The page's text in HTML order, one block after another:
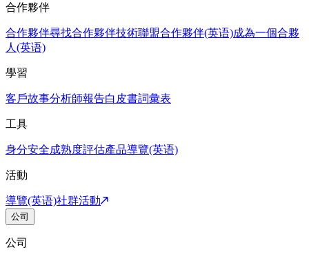
合作夥伴
合作夥伴尋找合作夥伴技術聯盟合作夥伴(英语)成為一個合夥
人(英语)
學習
客戶故事分析師報告白皮書詞彙表
工具
身分安全成熟度評估產品導覽(英语)
活動
導覽(英语)社群活動
公司
公司